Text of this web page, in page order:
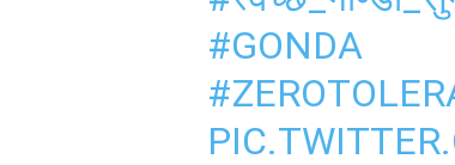
#GONDA